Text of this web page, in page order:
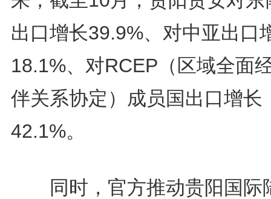
出口增长39.9%、对中亚出口
18.1%、对RCEP（区域全面
伴关系协定）成员国出口增长
42.1%。
同时，官方推动贵阳国际